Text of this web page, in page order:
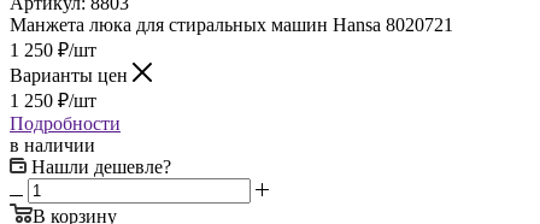
1 250₽/шт
Варианты цен
1 250
Подробности
в наличии
Нашли дешевле?
В корзину
Купить в 1 клик